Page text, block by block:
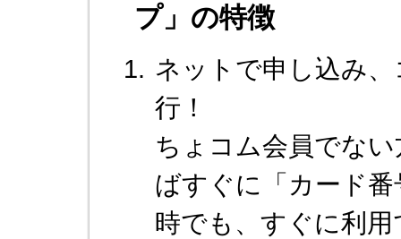
プ」の特徴
ネットで申し込み
行！
ちょコム会員でな
ばすぐに「カード
時でも、すぐに利